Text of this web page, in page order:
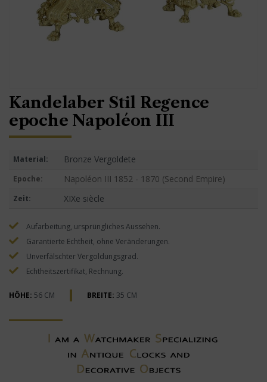
Kandelaber Stil Regence
epoche Napoléon III
Material: Bronze Vergoldete
Epoche: Napoléon III 1852 - 1870 (Second Empire)
Zeit: XIXe siècle
Aufarbeitung, ursprüngliches Aussehen.
Garantierte Echtheit, ohne Veränderungen.
Unverfälschter Vergoldungsgrad.
Echtheitszertifikat, Rechnung.
HÖHE: 56 CM BREITE: 35 CM